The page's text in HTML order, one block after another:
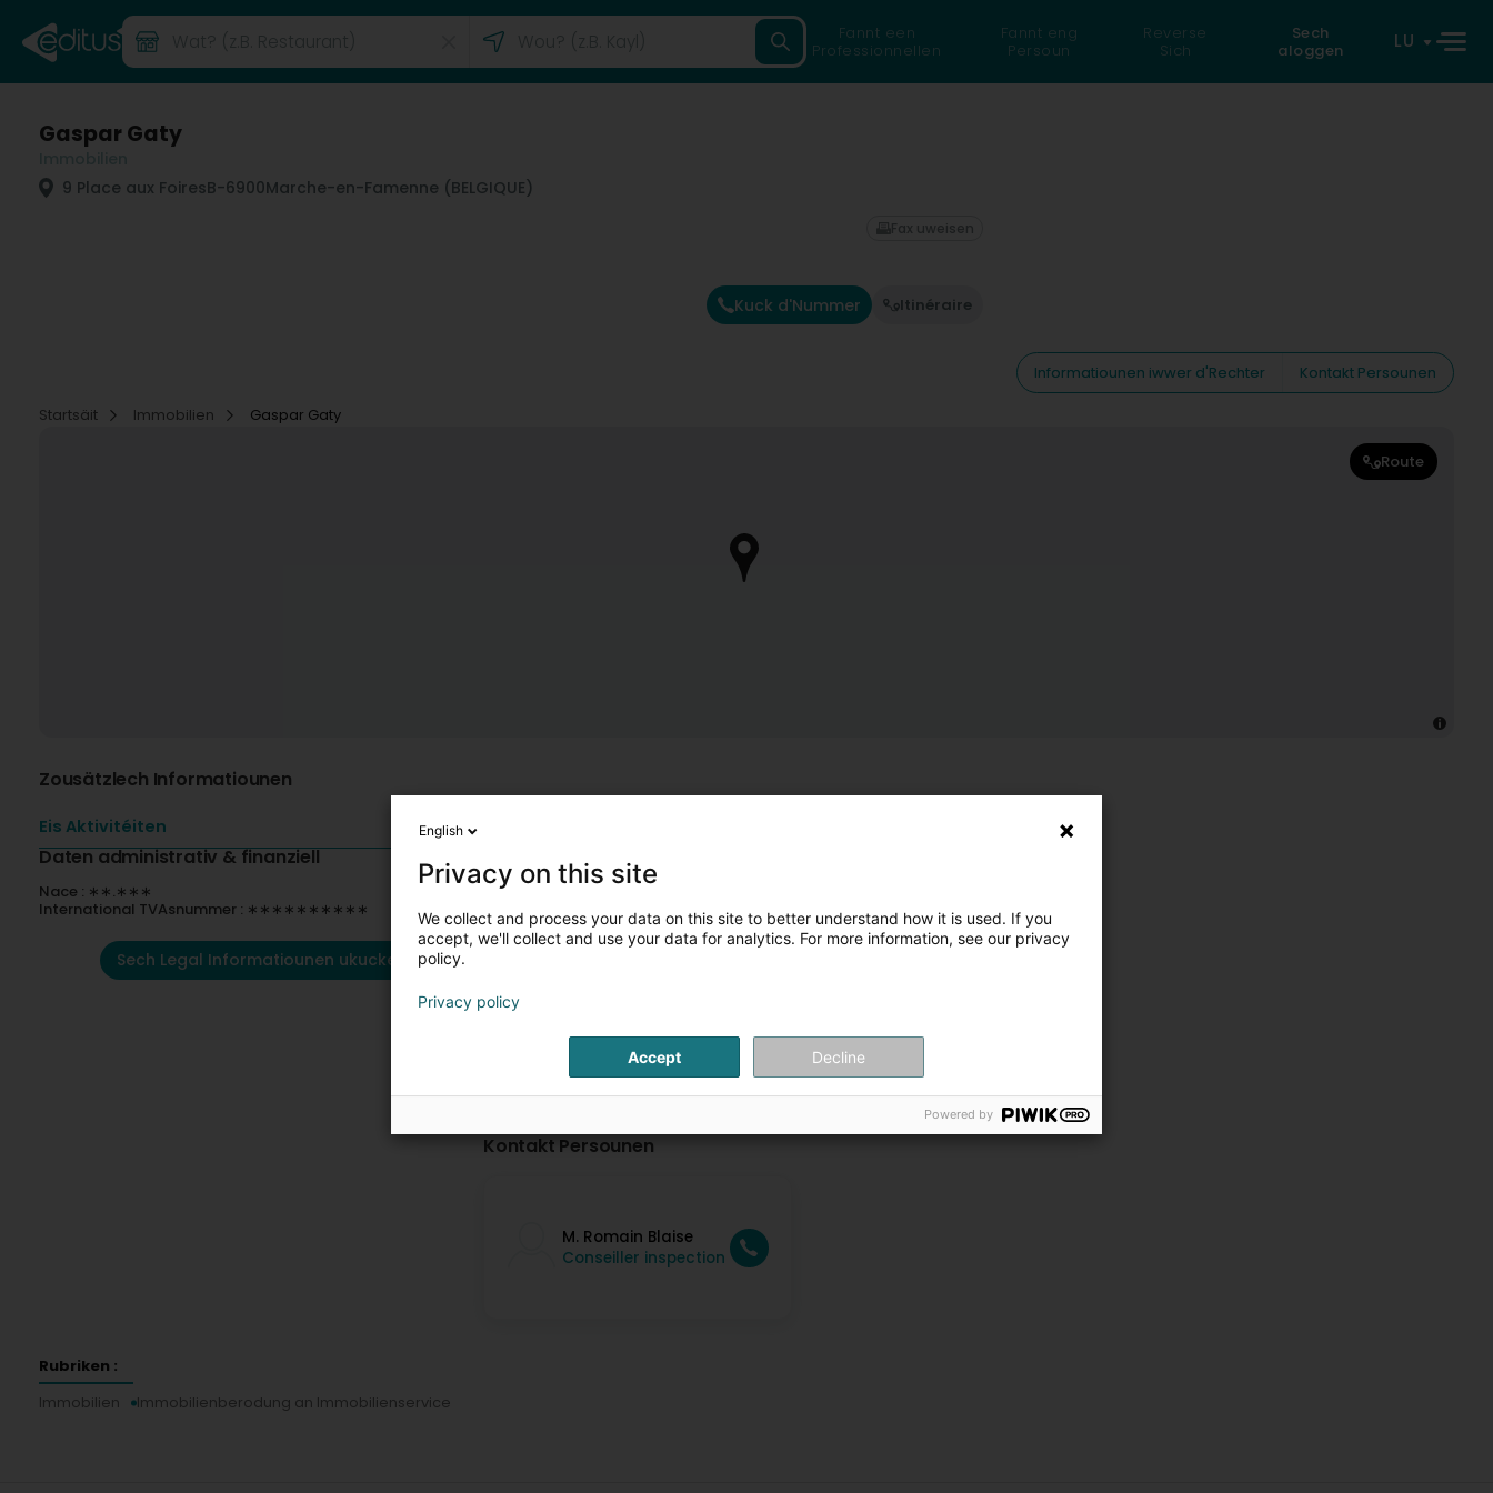
Fannt een
Professionnellen
Fannt eng
Persoun
Reverse
Sich
Sech
aloggen
LU
Gaspar Gaty
9 Place aux FoiresB-6900Marche-en-Famenne (BELGIQUE)
Kuck d'Nummer Itinéraire
Fax uweisen
Informatiounen iwwer d'Rechter
Kontakt Persounen
Startsäit
Immobilien Gaspar Gaty
Route
Zousätzlech Informatiounen
Eis Aktivitéiten
Daten administrativ & finanziell
Nace : ∗∗.∗∗∗
International TVAsnummer : ∗∗∗∗∗∗∗∗∗∗
Sech Legal Informatiounen ukucken
Kontakt Persounen
M. Romain Blaise
Conseiller inspection
Rubriken :
Immobilien
Immobilienberodung an Immobilienservice
English
Privacy on this site
We collect and process your data on this site to better understand how it is used. If you
accept, we'll collect and use your data for analytics. For more information, see our privacy
policy.
Privacy policy
Accept Decline
Powered by